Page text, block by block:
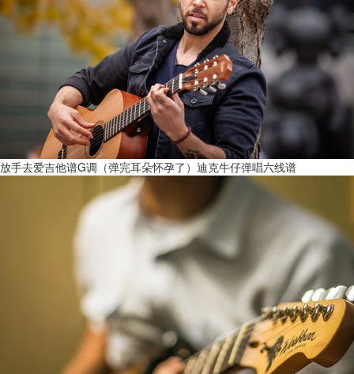
放手去爱吉他谱G调（弹完耳朵怀孕了）迪克牛仔弹唱六线谱